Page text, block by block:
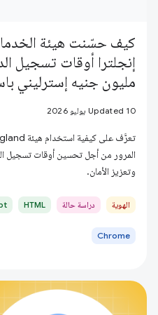
كيف حسّنت هيئة
إنجلترا أوقات تسجيل
مليون جنيه إسترليني
Updated 10 يوليو 2026
المرور من أجل تحسين أوقات تسجيل
وتعزيز الأمان.
الهوية دراسة حالة HTML
Chrome